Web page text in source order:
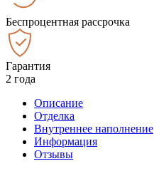
Беспроцентная рассрочка
Гарантия
2 года
Описание
Отделка
Внутреннее наполнение
Информация
Отзывы